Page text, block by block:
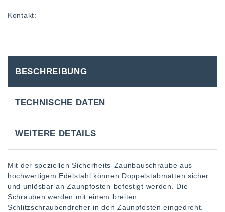
Kontakt:
BESCHREIBUNG
TECHNISCHE DATEN
WEITERE DETAILS
Mit der speziellen Sicherheits-Zaunbauschraube aus
hochwertigem Edelstahl können Doppelstabmatten sicher
und unlösbar an Zaunpfosten befestigt werden. Die
Schrauben werden mit einem breiten
Schlitzschraubendreher in den Zaunpfosten eingedreht.